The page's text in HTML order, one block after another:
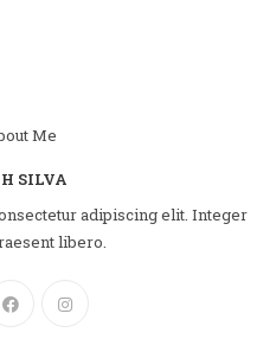
SILVA
adipiscing elit. Integer
libero.